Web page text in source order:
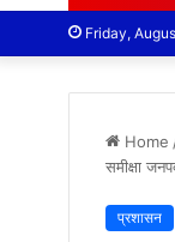
Friday,
Home
समीक्षा
प्रशासन